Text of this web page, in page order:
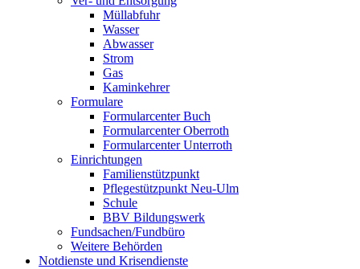
Müllabfuhr
Wasser
Abwasser
Strom
Gas
Kaminkehrer
Formulare
Formularcenter Buch
Formularcenter Oberroth
Formularcenter Unterroth
Einrichtungen
Familienstützpunkt
Pflegestützpunkt Neu-Ulm
Schule
BBV Bildungswerk
Fundsachen/Fundbüro
Weitere Behörden
Notdienste und Krisendienste